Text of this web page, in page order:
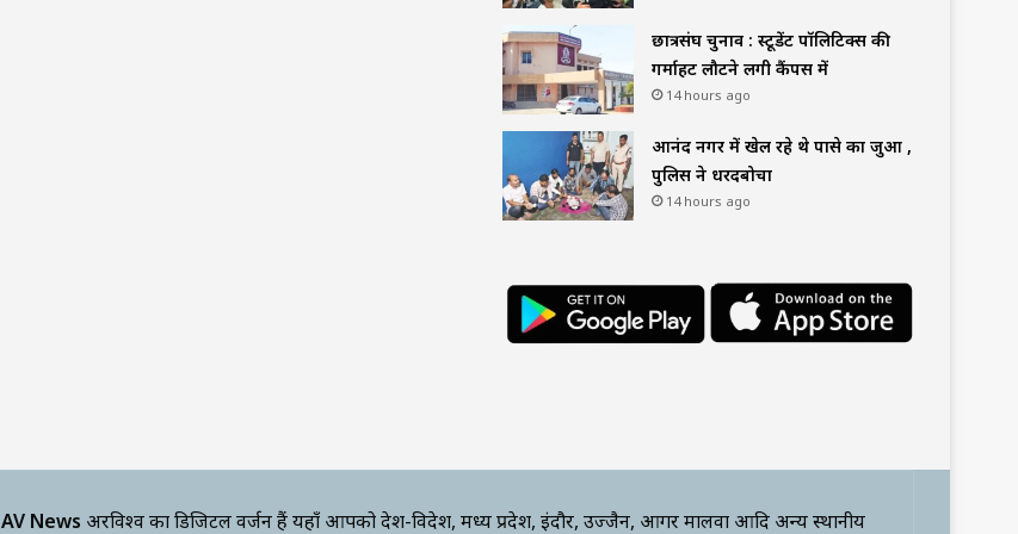
छात्रसंघ चुनाव : स्टूडेंट पॉलिटिक्स की
गर्माहट लौटने लगी कैंपस में
14 hours ago
आनंद नगर में खेल रहे थे पासे का जुआ ,
पुलिस ने धरदबोचा
14 hours ago
AV News अक्षरविश्व का डिजिटल वर्जन हैं यहाँ आपको देश-विदेश, मध्य प्रदेश, इंदौर, उज्जैन, आगर मालवा आदि अन्य स्थानीय